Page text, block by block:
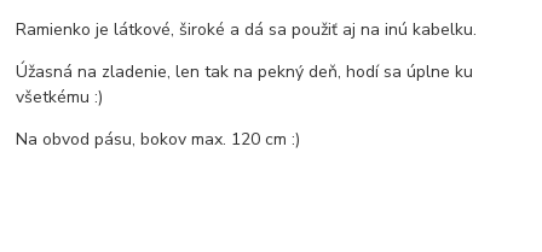
Ramienko je látkové, široké a dá sa použiť aj na inú kabelku.
Úžasná na zladenie, len tak na pekný deň, hodí sa úplne ku
všetkému :)
Na obvod pásu, bokov max. 120 cm :)